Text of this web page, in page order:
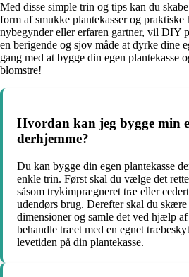
Med disse simple trin og tips kan du
form af smukke plantekasser og praktiske
nybegynder eller erfaren gartner, vil DIY
en berigende og sjov måde at dyrke dine
gang med at bygge din egen plantekasse
blomstre!
Hvordan kan jeg bygge min
derhjemme?
Du kan bygge din egen plantekasse
enkle trin. Først skal du vælge det
såsom trykimprægneret træ eller
udendørs brug. Derefter skal du
dimensioner og samle det ved hjælp
behandle træet med en egnet
levetiden på din plantekasse.